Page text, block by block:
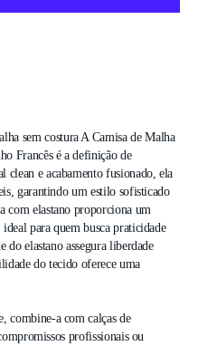
sem costura A Camisa de Malha
Francês é a definição de
e acabamento fusionado, ela
garantindo um estilo sofisticado
com elastano proporciona um
para quem busca praticidade
do elastano assegura liberdade
do tecido oferece uma
combine-a com calças de
profissionais ou